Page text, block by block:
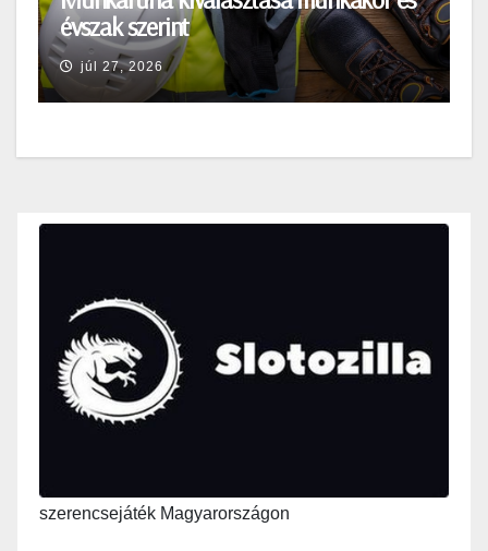
évszak szerint
júl 27, 2026
szerencsejáték Magyarországon